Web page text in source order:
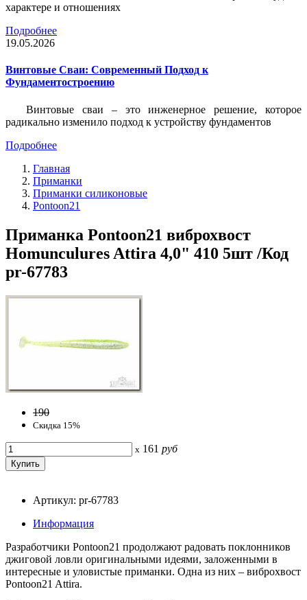
характере и отношениях
Подробнее
19.05.2026
Винтовые Сваи: Современный Подход к
Фундаментостроению
Винтовые сваи – это инженерное решение, которое
радикально изменило подход к устройству фундаментов
Подробнее
Главная
Приманки
Приманки силиконовые
Pontoon21
Приманка Pontoon21 виброхвост
Homunculures Attira 4,0" 410 5шт /Код
pr-67783
190
Скидка 15%
x 161 руб
Артикул: pr-67783
Информация
Разработчики Pontoon21 продолжают радовать поклонников
джиговой ловли оригинальными идеями, заложенными в
интересные и уловистые приманки. Одна из них – виброхвост
Pontoon21 Attira.